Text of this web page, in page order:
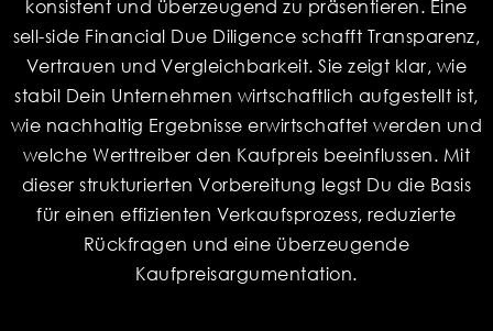
konsistent und überzeugend zu präsentieren. Eine
sell-side Financial Due Diligence schafft Transparenz,
Vertrauen und Vergleichbarkeit. Sie zeigt klar, wie
stabil Dein Unternehmen wirtschaftlich aufgestellt ist,
wie nachhaltig Ergebnisse erwirtschaftet werden und
welche Werttreiber den Kaufpreis beeinflussen. Mit
dieser strukturierten Vorbereitung legst Du die Basis
für einen effizienten Verkaufsprozess, reduzierte
Rückfragen und eine überzeugende
Kaufpreisargumentation.